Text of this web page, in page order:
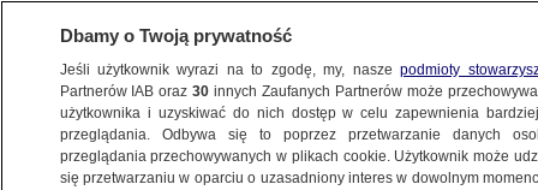
KONKRET24
POLITYKA
Dbamy o Twoją prywatność
Jeśli użytkownik wyrazi na to zgodę, my, naszepodmioty
Partnerów IAB oraz30 innych Zaufanych Partnerów może
użytkownika i uzyskiwać do nich dostęp w celu zapewnienia
przeglądania. Odbywa się to poprzez przetwarzanie danych
przeglądania przechowywanych w plikach cookie. Użytkownik może
się przetwarzaniu w oparciu o uzasadniony interes w dowolnym